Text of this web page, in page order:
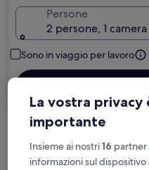
Persone
2 persone, 1 camera
Sono in viaggio per lavoro
Cancellazione
programma
La vostra
importante
Insieme ai nostri16 partner
informazioni sul